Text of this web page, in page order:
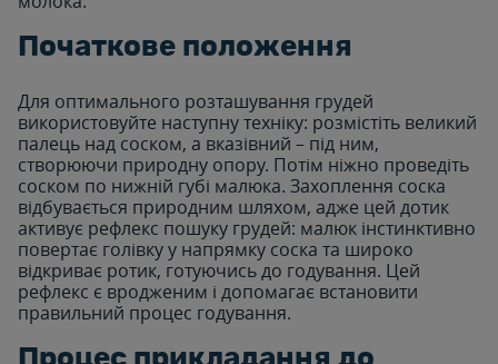
Початкове положення
Для оптимального розташування грудей
використовуйте наступну техніку: розмістіть великий
палець над соском, а вказівний – під ним,
створюючи природну опору. Потім ніжно проведіть
соском по нижній губі малюка. Захоплення соска
відбувається природним шляхом, адже цей дотик
активує рефлекс пошуку грудей: малюк інстинктивно
повертає голівку у напрямку соска та широко
відкриває ротик, готуючись до годування. Цей
рефлекс є вродженим і допомагає встановити
правильний процес годування.